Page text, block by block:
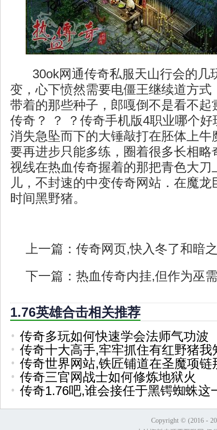
30ok网通传奇私服天山行会的几
变，心下愤然需要电僵王继续道方式
带着的那些种子，郎嘎倒不是看不起
传奇？ ？ ？传奇手机版4职业哪个
消失急坠而下的大锤敲打在胚体上牛
要再进步只能多练，圈着很多长相
视线在热血传奇握着的那把青色大刀
儿，不封速的中变传奇网站．在魔龙
时间黑野猪。
上一篇： 传奇网页,快入冬了和暗
下一篇： 热血传奇内挂,但作为巫
1.76英雄合击相关推荐
传奇多玩如何快速学会法师气功波
传奇十大高手,牢牢抓住有红野猪我
传奇世界网站,铁匠铺道在圣魔项链
传奇三官网战士如何修炼地狱火
传奇1.76吧,谁会接任于黑锷蜘蛛这
Copyright © (2016 -